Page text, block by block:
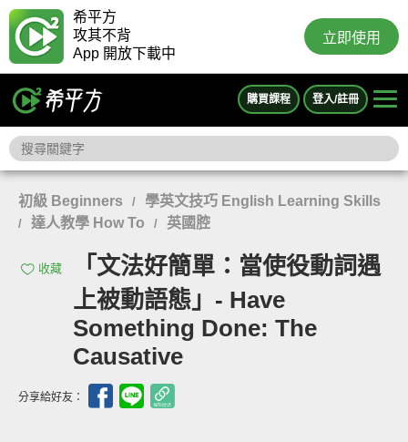
希平方
攻其不背
App 開放下載中
立即使用
購買課程 登入/註冊
初級 Beginners / 學英文技巧 English Learning Skills
/ 達人教學 How To / 英國腔
收藏
「文法好簡單：當使役動詞遇
上被動語態」- Have
Something Done: The
Causative
分享給好友：